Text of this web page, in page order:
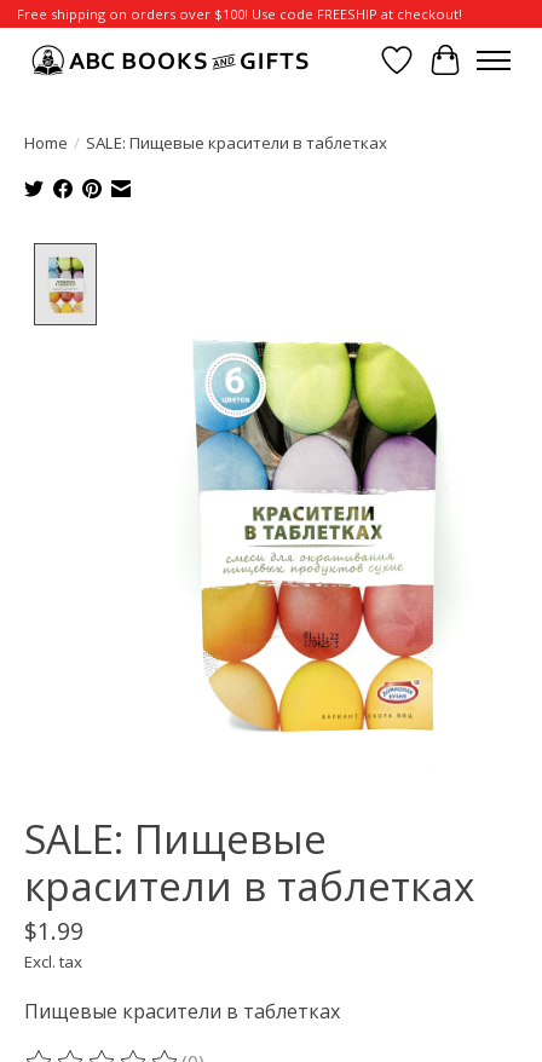
Free shipping on orders over $100! Use code FREESHIP at checkout!
Wish List
Cart
Home / SALE: Пищевые красители в таблетках
SALE: Пищевые
красители в таблетках
$1.99
Excl. tax
Пищевые красители в таблетках